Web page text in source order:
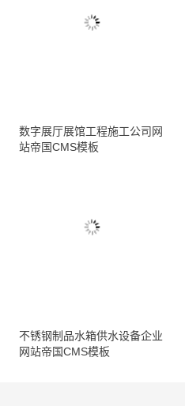
数字展厅展馆工程施工公司网
站帝国CMS模板
不锈钢制品水箱供水设备企业
网站帝国CMS模板